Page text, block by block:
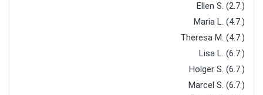
Ellen S. (2.7.)
Maria L. (4.7.)
Theresa M. (4.7.)
Lisa L. (6.7.)
Holger S. (6.7.)
Marcel S. (6.7.)